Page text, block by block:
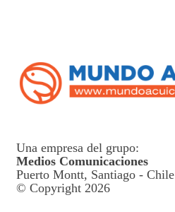
Una empresa del grupo:
Medios Comunicaciones
Puerto Montt, Santiago - Chile
© Copyright 2026